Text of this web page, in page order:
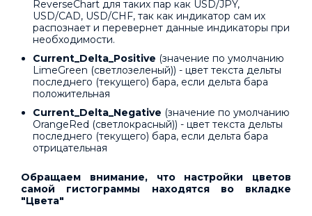
ReverseChart для таких пар как USD/JPY,
USD/CAD, USD/CHF, так как индикатор сам их
распознает и перевернет данные индикаторы при
необходимости.
Current_Delta_Positive (значение по умолчанию
LimeGreen (светлозеленый)) - цвет текста дельты
последнего (текущего) бара, если дельта бара
положительная
Current_Delta_Negative (значение по умолчанию
OrangeRed (светлокрасный)) - цвет текста дельты
последнего (текущего) бара, если дельта бара
отрицательная
Обращаем внимание, что настройки цветов
самой гистограммы находятся во вкладке
"Цвета"